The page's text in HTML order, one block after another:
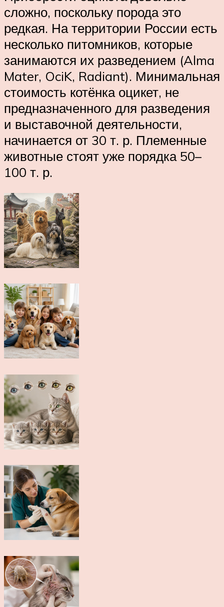
сложно, поскольку порода это
редкая. На территории России есть
несколько питомников, которые
занимаются их разведением (Alma
Mater, OciK, Radiant). Минимальная
стоимость котёнка оцикет, не
предназначенного для разведения
и выставочной деятельности,
начинается от 30 т. р. Племенные
животные стоят уже порядка 50–
100 т. р.